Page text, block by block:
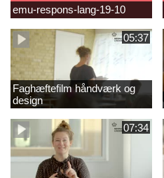
emu-respons-lang-19-10
05:37
Faghæftefilm håndværk og
design
07:34